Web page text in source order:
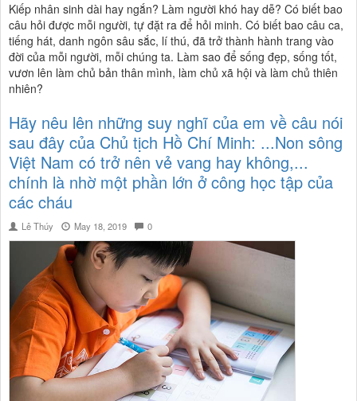
Kiếp nhân sinh dài hay ngắn? Làm người khó hay dễ? Có biết bao
câu hỏi được mỗi người, tự đặt ra để hỏi minh. Có biết bao câu ca,
tiếng hát, danh ngôn sâu sắc, lí thú, đã trở thành hành trang vào
đời của mỗi người, mỗi chúng ta. Làm sao để sống đẹp, sống tốt,
vươn lên làm chủ bản thân mình, làm chủ xã hội và làm chủ thiên
nhiên?
Hãy nêu lên những suy nghĩ của em về câu nói
sau đây của Chủ tịch Hồ Chí Minh: ...Non sông
Việt Nam có trở nên vẻ vang hay không,...
chính là nhờ một phần lớn ở công học tập của
các cháu
Lê Thúy May 18, 2019 0